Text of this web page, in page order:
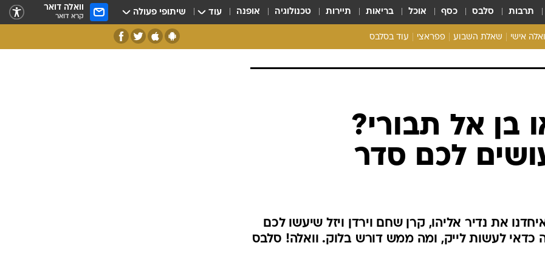
תרבות סלבס כסף אוכל בריאות תיירות טכנולוגיה אופנה עוד שיתופי פעולה וואלה דואר
קרא דואר
וואלה אישי שאלת השבוע פפראצי עוד בסלבס
רכלו לנו
בן אל תבורי?
לכם סדר
את נדיר אליהו, קרן שחם וירדן ויזל שיעשו לכם
כדאי לעשות לייק, ומה ממש דורש בלוק. וואלה! סלבס